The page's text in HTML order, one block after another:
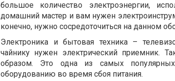
большое количество электроэнергии,
домашний мастер и вам нужен
конечно, нужно сосредоточиться на данном
Электроника и бытовая техника –
чайнику нужен электрический приемник.
образом. Это одна из самых
оборудованию во время сбоя питания.